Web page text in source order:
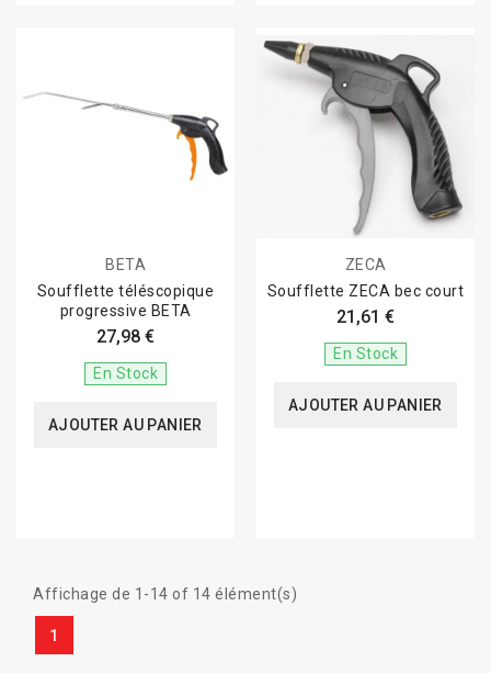
BETA
Soufflette téléscopique
progressive BETA
27,98 €
En Stock
AJOUTER AU PANIER
ZECA
Soufflette ZECA bec court
21,61 €
En Stock
AJOUTER AU PANIER
Affichage de 1-14 of 14 élément(s)
1